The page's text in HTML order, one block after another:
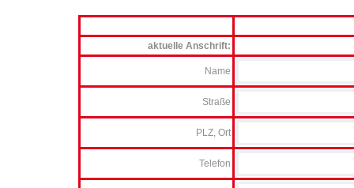
aktuelle Anschrift:
Name
Straße
PLZ, Ort
Telefon